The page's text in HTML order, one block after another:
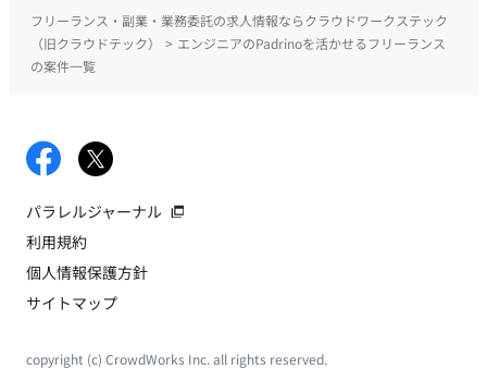
フリーランス・副業・業務委託の求人情報ならクラウドワークステック
（旧クラウドテック）
> エンジニアのPadrinoを活かせるフリーランス
の案件一覧
パラレルジャーナル
利用規約
個人情報保護方針
サイトマップ
copyright (c) CrowdWorks Inc. all rights reserved.